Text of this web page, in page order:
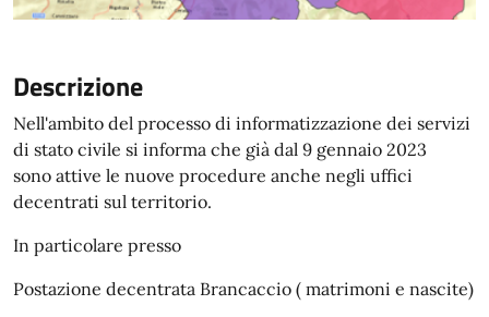
Descrizione
Nell'ambito del processo di informatizzazione dei servizi
di stato civile si informa che già dal 9 gennaio 2023
sono attive le nuove procedure anche negli uffici
decentrati sul territorio.
In particolare presso
Postazione decentrata Brancaccio ( matrimoni e nascite)